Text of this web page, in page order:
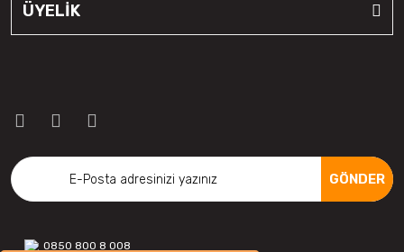
ÜYELİK
GÖNDER
0850 800 8 008